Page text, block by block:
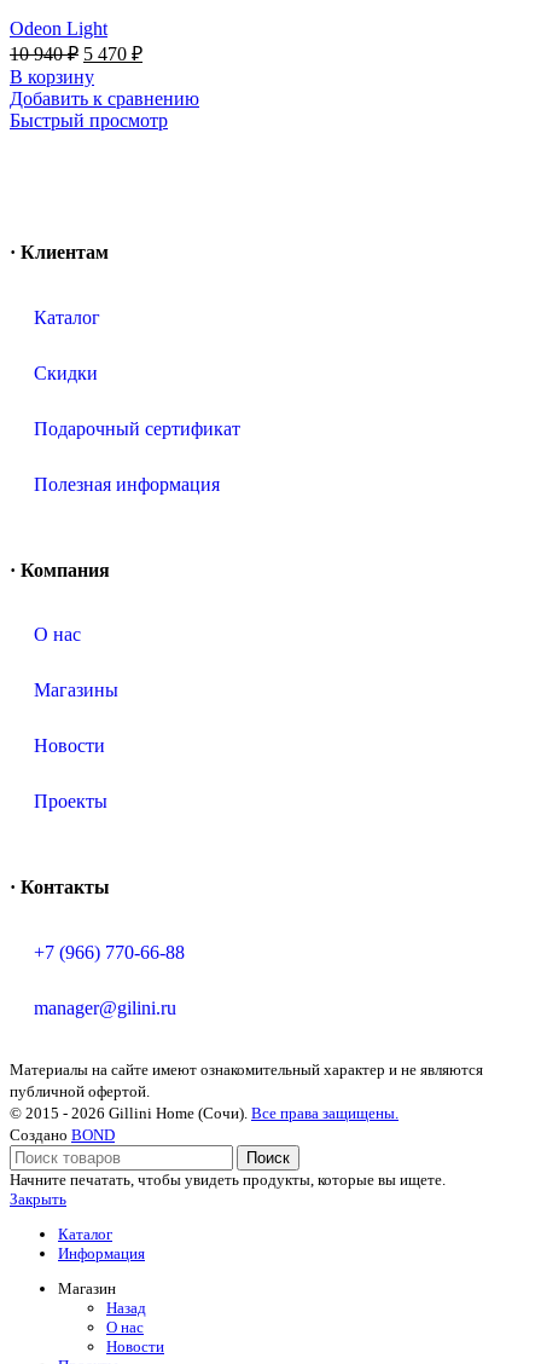
Odeon Light
10 940₽ 5 470 ₽
В корзину
Добавить к сравнению
Быстрый просмотр
· Клиентам
Каталог
Скидки
Подарочный сертификат
Полезная информация
· Компания
О нас
Магазины
Новости
Проекты
· Контакты
+7 (966) 770-66-88
manager@gilini.ru
Материалы на сайте имеют ознакомительный характер и не являются
публичной офертой.
© 2015 - 2026 Gillini Home (Сочи). Все права защищены.
Создано BOND
Поиск
Начните печатать, чтобы увидеть продукты, которые вы ищете.
Закрыть
Каталог
Информация
Магазин
Назад
О нас
Новости